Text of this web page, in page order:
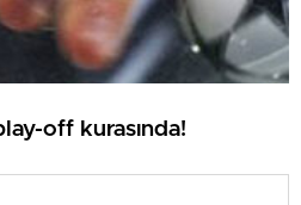
off kurasında!